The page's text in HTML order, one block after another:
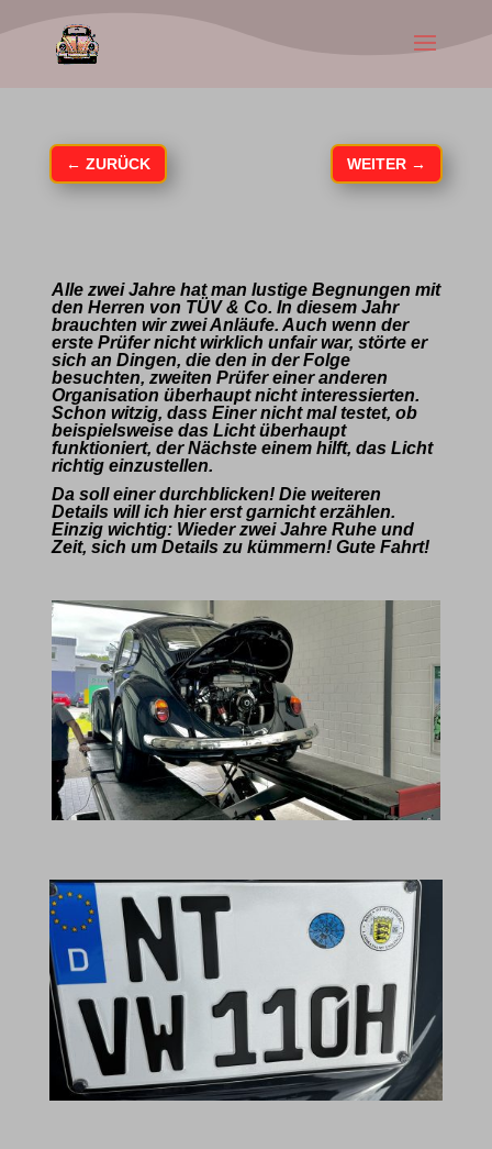
← ZURÜCK WEITER →
Alle zwei Jahre hat man lustige Begnungen mit
den Herren von TÜV & Co. In diesem Jahr
brauchten wir zwei Anläufe. Auch wenn der
erste Prüfer nicht wirklich unfair war, störte er
sich an Dingen, die den in der Folge
besuchten, zweiten Prüfer einer anderen
Organisation überhaupt nicht interessierten.
Schon witzig, dass Einer nicht mal testet, ob
beispielsweise das Licht überhaupt
funktioniert, der Nächste einem hilft, das Licht
richtig einzustellen.
Da soll einer durchblicken! Die weiteren
Details will ich hier erst garnicht erzählen.
Einzig wichtig: Wieder zwei Jahre Ruhe und
Zeit, sich um Details zu kümmern! Gute Fahrt!